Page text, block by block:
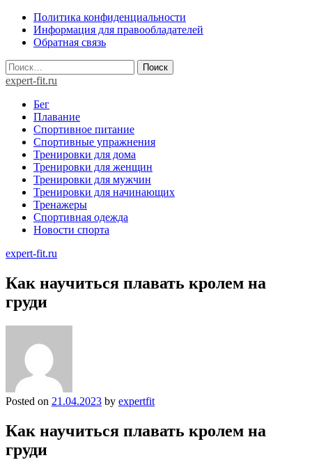
Skip
content
Политика конфиденциальности
Информация для правообладателей
Обратная связь
Найти:
expert-fit.ru
Бег
Плавание
Спортивное питание
Спортивные упражнения
Тренировки для дома
Тренировки для женщин
Тренировки для мужчин
Тренировки для начинающих
Тренажеры
Спортивная одежда
Новости спорта
expert-fit.ru
Как научиться плавать кролем на
груди
Posted on 21.04.2023 by expertfit
Как научиться плавать кролем на
груди